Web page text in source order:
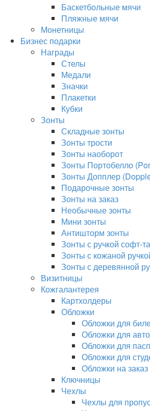
Баскетбольные мячи
Пляжные мячи
Монетницы
Бизнес подарки
Награды
Стелы
Медали
Значки
Плакетки
Кубки
Зонты
Складные зонты
Зонты трости
Зонты наоборот
Зонты Портобелло
Зонты Допплер
Подарочные зонты
Зонты на заказ
Необычные зонты
Мини зонты
Антишторм зонты
Зонты с ручкой софт-
Зонты с кожаной
Зонты с деревянной
Визитницы
Кожгалантерея
Картхолдеры
Обложки
Обложки для
Обложки для
Обложки для
Обложки для
Обложки на заказ
Ключницы
Чехлы
Чехлы для